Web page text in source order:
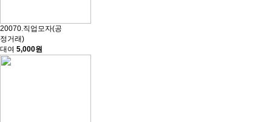
20070.직업모자(공
정거래)
대여 5,000원